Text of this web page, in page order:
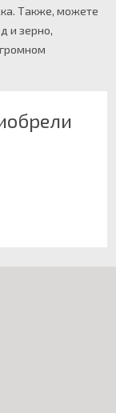
Также, можете
и зерно,